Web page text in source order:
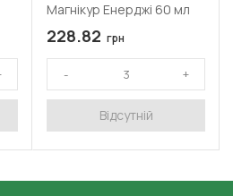
Магнікур Енерджі 60 мл
228.82 грн
Відсутній